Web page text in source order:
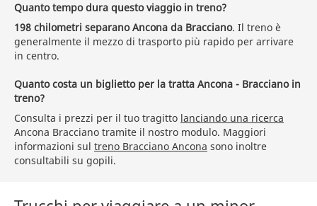
Quanto tempo dura questo viaggio in treno?
198 chilometri separano Ancona da Bracciano. Il treno è
generalmente il mezzo di trasporto più rapido per arrivare
in centro.
Quanto costa un biglietto per la tratta Ancona - Bracciano in
treno?
Consulta i prezzi per il tuo tragitto lanciando una ricerca
Ancona Bracciano tramite il nostro modulo. Maggiori
informazioni sul treno Bracciano Ancona sono inoltre
consultabili su gopili.